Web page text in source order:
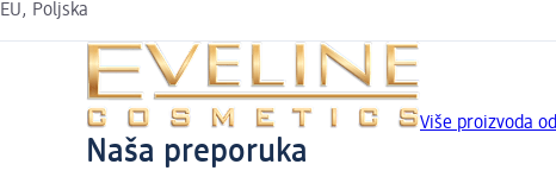
EU, Poljska
Više proizvoda od
Naša preporuka